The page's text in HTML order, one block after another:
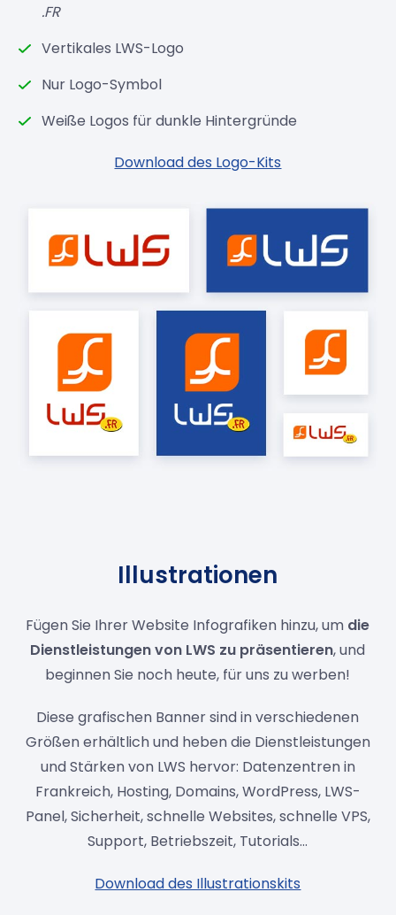
.FR
Vertikales LWS-Logo
Nur Logo-Symbol
Weiße Logos für dunkle Hintergründe
Download des Logo-Kits
Illustrationen
Fügen Sie Ihrer Website Infografiken hinzu, um die
Dienstleistungen von LWS zu präsentieren, und
beginnen Sie noch heute, für uns zu werben!
Diese grafischen Banner sind in verschiedenen
Größen erhältlich und heben die Dienstleistungen
und Stärken von LWS hervor: Datenzentren in
Frankreich, Hosting, Domains, WordPress, LWS-
Panel, Sicherheit, schnelle Websites, schnelle VPS,
Support, Betriebszeit, Tutorials...
Download des Illustrationskits